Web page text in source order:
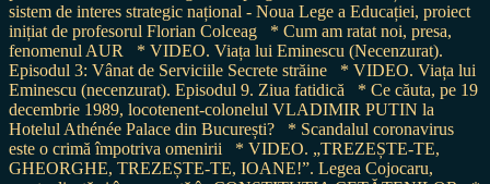
sistem de interes strategic național - Noua Lege a Educației, proiect
inițiat de profesorul Florian Colceag
* Cum am ratat noi, presa,
fenomenul AUR
* VIDEO. Viața lui Eminescu (Necenzurat).
Episodul 3: Vânat de Serviciile Secrete străine
* VIDEO. Viața lui
Eminescu (necenzurat). Episodul 9. Ziua fatidică
* Ce căuta, pe 19
decembrie 1989, locotenent-colonelul VLADIMIR PUTIN la
Hotelul Athénée Palace din București?
* Scandalul coronavirus
este o crimă împotriva omenirii
* VIDEO. „TREZEȘTE-TE,
GHEORGHE, TREZEȘTE-TE, IOANE!”. Legea Cojocaru,